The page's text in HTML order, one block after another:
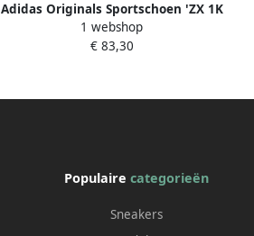
Adidas Originals Sportschoen 'ZX 1K
BOOST 2.0'
1 webshop
€ 83,30
Populairecategorieën
Sneakers